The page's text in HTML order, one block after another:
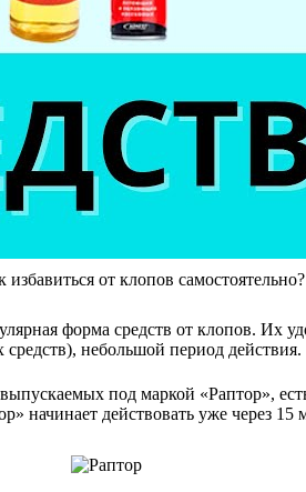
от клопов самостоятельно?
форма средств от клопов. Их
средств), небольшой период действия.
под маркой «Раптор»,
начинает действовать уже через